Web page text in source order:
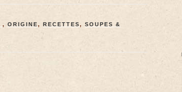
, ORIGINE, RECETTES, SOUPES &